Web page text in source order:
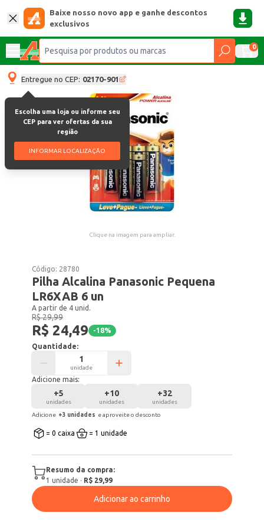
Baixe nosso novo app e ganhe descontos
exclusivos
0
Entregue no CEP: 02170-901
Escolha uma loja ou informe seu
CEP para ver ofertas da sua
região
INFORMAR LOCALIZAÇÃO
Clique na imagem para ampliar.
Código: 28780
Pilha Alcalina Panasonic Pequena
LR6XAB 6 un
A partir de 4 unid.
R$ 29,99
R$ 24,49 -18%
Quantidade:
unidade
Adicione mais:
+5
unidades
+10
unidades
+32
unidades
Adicione +3 unidades e aproveite o desconto
= 0 caixa = 1 unidade
Resumo da compra:
1 unidade · R$ 29,99
Adicionar ao carrinho